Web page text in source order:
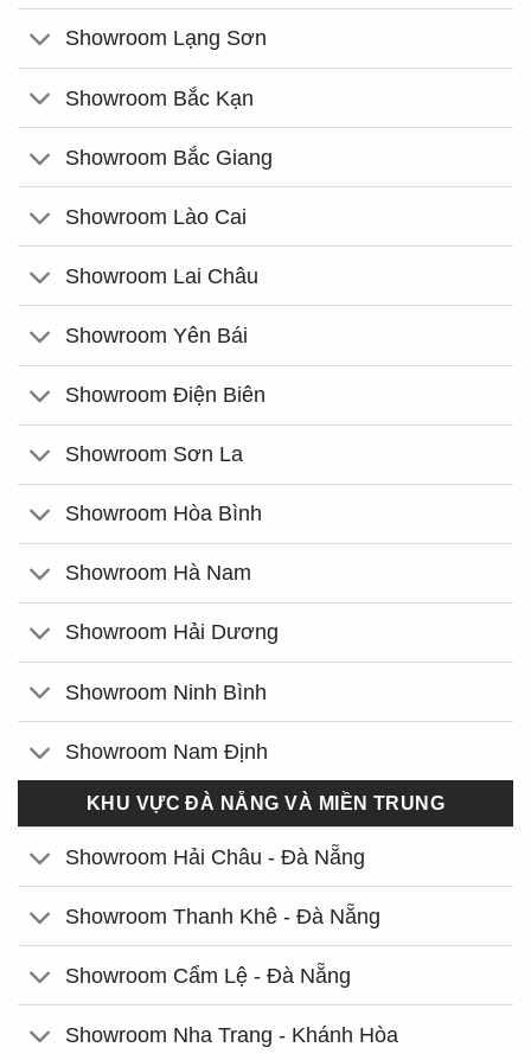
Showroom Lạng Sơn
Showroom Bắc Kạn
Showroom Bắc Giang
Showroom Lào Cai
Showroom Lai Châu
Showroom Yên Bái
Showroom Điện Biên
Showroom Sơn La
Showroom Hòa Bình
Showroom Hà Nam
Showroom Hải Dương
Showroom Ninh Bình
Showroom Nam Định
KHU VỰC ĐÀ NẴNG VÀ MIỀN TRUNG
Showroom Hải Châu - Đà Nẵng
Showroom Thanh Khê - Đà Nẵng
Showroom Cẩm Lệ - Đà Nẵng
Showroom Nha Trang - Khánh Hòa